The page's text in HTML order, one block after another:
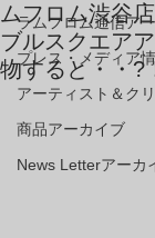
ラムフロム通信ア
プレス・メディア
アーティスト＆ク
商品アーカイブ
News Letterアーカ
ムフロム渋谷
ブルスクエア
物すると・・?